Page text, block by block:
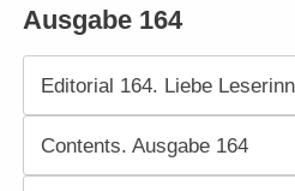
Ausgabe 164
Editorial 164. Liebe
Contents. Ausgabe 164